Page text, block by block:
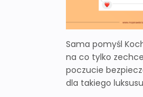
Sama pomyśl
na co tylko
poczucie
dla takiego